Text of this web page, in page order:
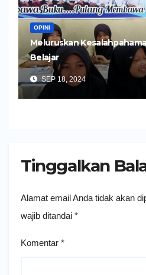
OPINI
Meluruskan
Belajar
SEP 18, 2024
Tinggalkan
Alamat email Anda tidak akan
wajib ditandai *
Komentar *